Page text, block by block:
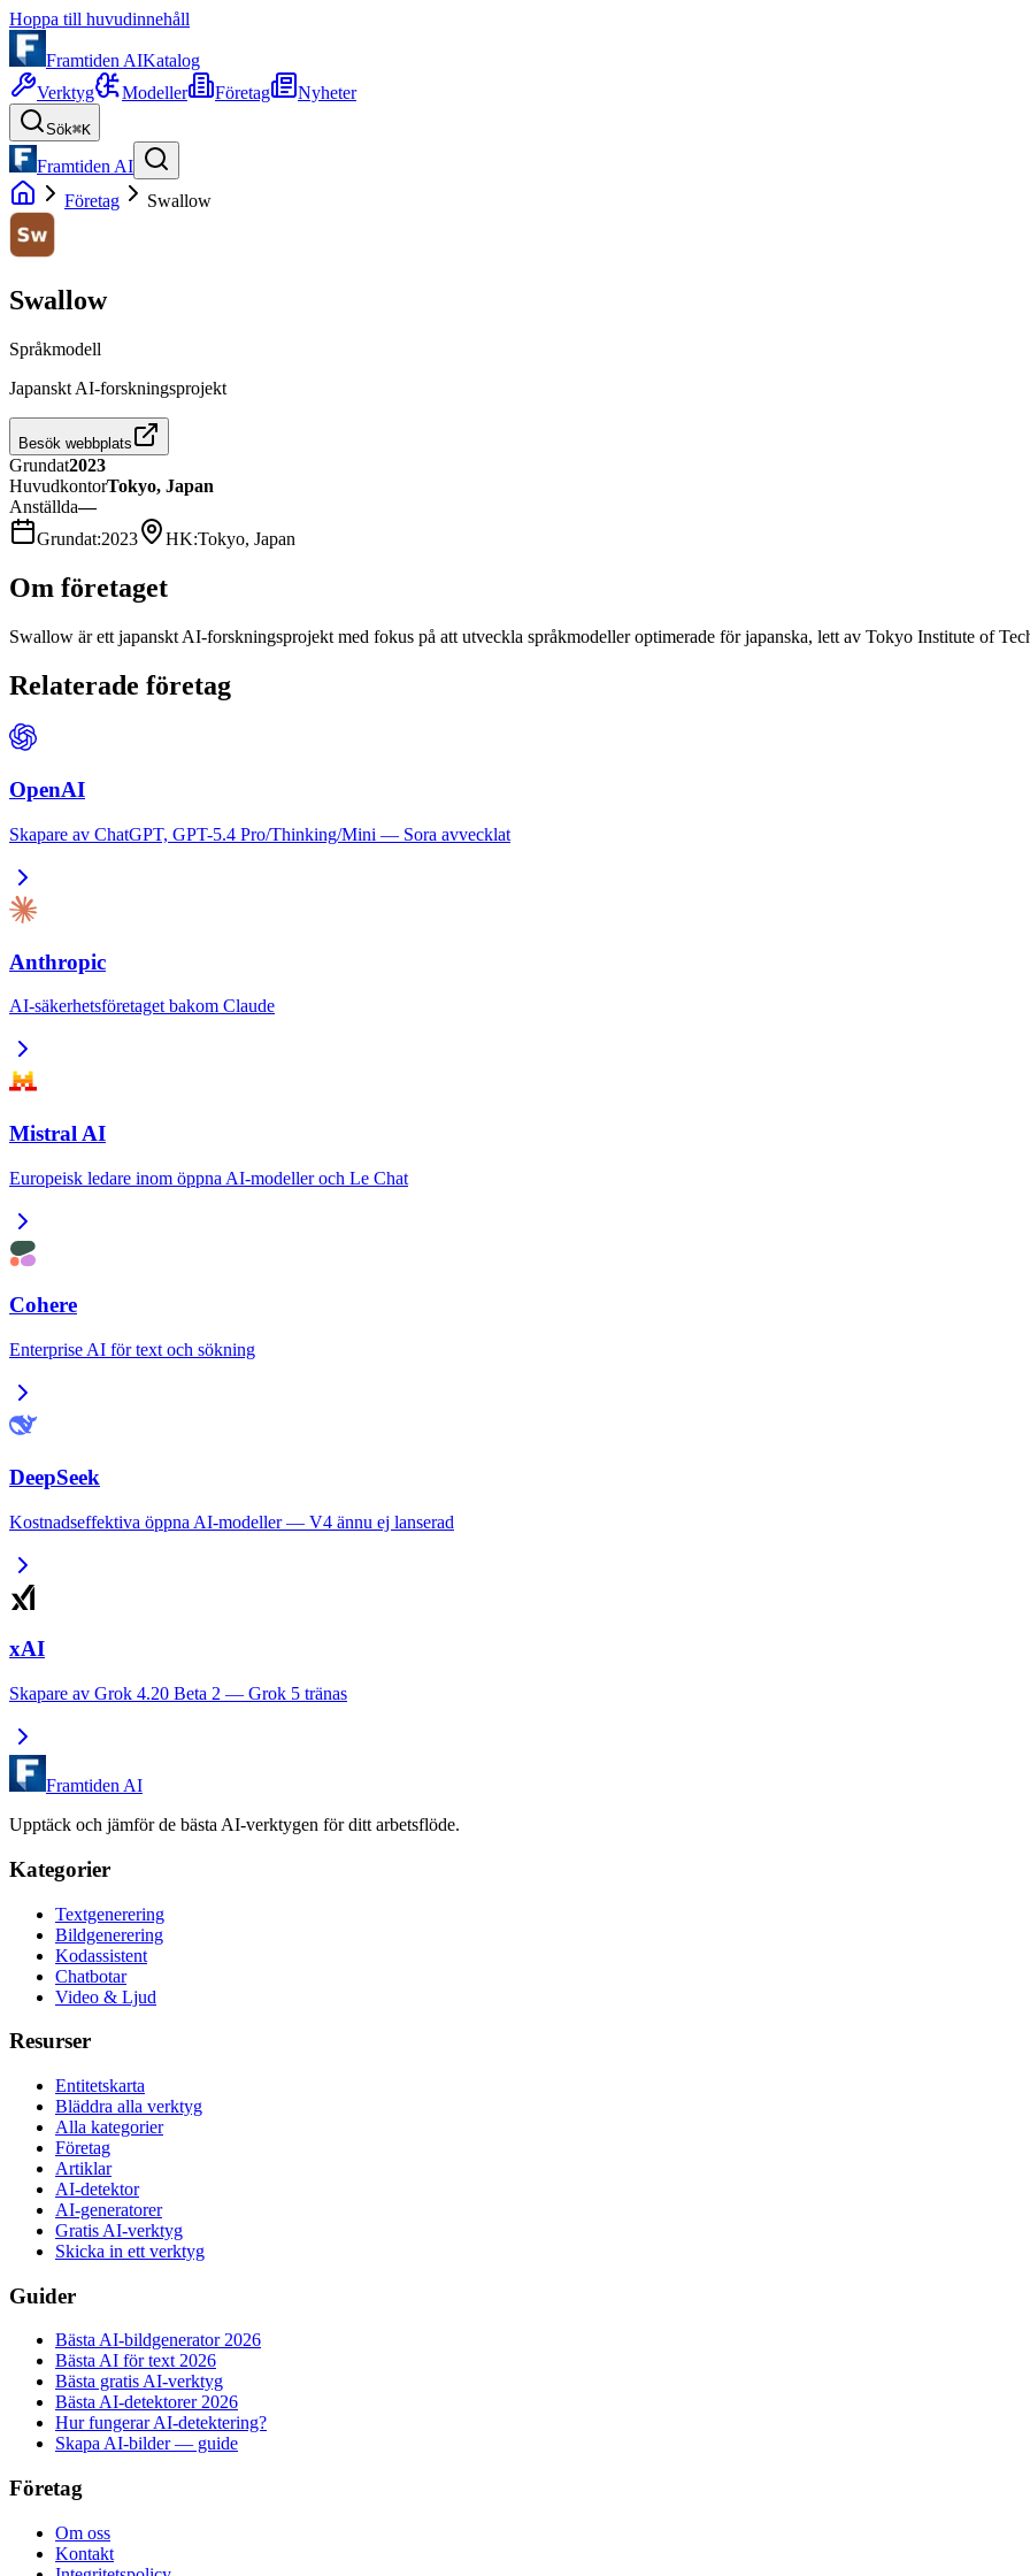
Hoppa till huvudinnehåll
Framtiden AIKatalog
Verktyg
Modeller Företag Nyheter
Sök⌘K
Framtiden AI
Företag
Swallow
Swallow
Språkmodell
Japanskt AI-forskningsprojekt
Besök webbplats
Grundat2023
HuvudkontorTokyo, Japan
Anställda—
Grundat:2023 HK:Tokyo, Japan
Om företaget
Swallow är ett japanskt AI-forskningsprojekt med fokus på att utveckla språkmodeller optimerade för japanska, lett av Tokyo Institute of
Relaterade företag
OpenAI
Skapare av ChatGPT, GPT-5.4 Pro/Thinking/Mini — Sora avvecklat
Anthropic
AI-säkerhetsföretaget bakom Claude
Mistral AI
Europeisk ledare inom öppna AI-modeller och Le Chat
Cohere
Enterprise AI för text och sökning
DeepSeek
Kostnadseffektiva öppna AI-modeller — V4 ännu ej lanserad
xAI
Skapare av Grok 4.20 Beta 2 — Grok 5 tränas
Framtiden AI
Upptäck och jämför de bästa AI-verktygen för ditt arbetsflöde.
Kategorier
Textgenerering
Bildgenerering
Kodassistent
Chatbotar
Video & Ljud
Resurser
Entitetskarta
Bläddra alla verktyg
Alla kategorier
Företag
Artiklar
AI-detektor
AI-generatorer
Gratis AI-verktyg
Skicka in ett verktyg
Guider
Bästa AI-bildgenerator 2026
Bästa AI för text 2026
Bästa gratis AI-verktyg
Bästa AI-detektorer 2026
Hur fungerar AI-detektering?
Skapa AI-bilder — guide
Företag
Om oss
Kontakt